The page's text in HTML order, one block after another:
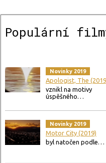
Populární
Novinky 2019
Apologist, The
vznikl na motivy
úspěšného…
Novinky 2019
Motor City (2019)
byl natočen podle…